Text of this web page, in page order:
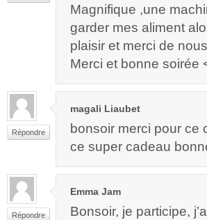
Magnifique ,une
garder mes aliment
plaisir et merci de
Merci et bonne soirée
Répondre
magali Liaubet
bonsoir merci pour ce
ce super cadeau
Répondre
Emma Jam
Bonsoir, je participe,